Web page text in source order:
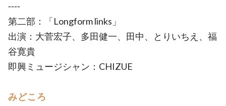
‐‐‐‐
第二部：「Longform links」
出演：大菅宏子、多田健一、田中、とりいちえ、福
谷寛貴
即興ミュージシャン：CHIZUE
みどころ